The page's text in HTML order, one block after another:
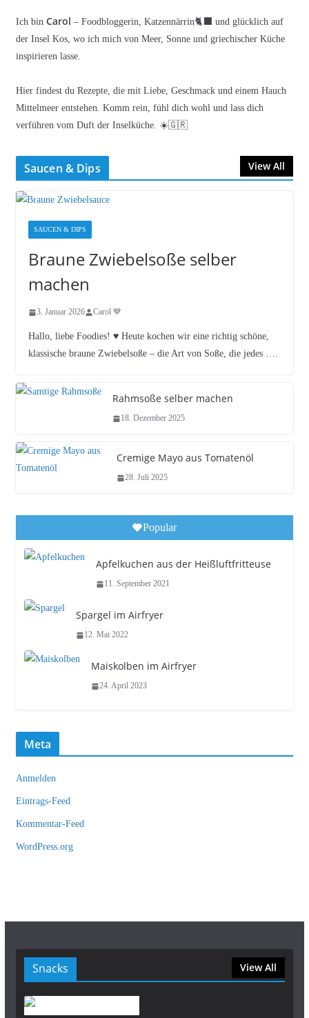
Ich bin Carol – Foodbloggerin, Katzennärrin🐈‍⬛ und glücklich auf
der Insel Kos, wo ich mich von Meer, Sonne und griechischer Küche
inspirieren lasse.
Hier findest du Rezepte, die mit Liebe, Geschmack und einem Hauch
Mittelmeer entstehen. Komm rein, fühl dich wohl und lass dich
verführen vom Duft der Inselküche. ☀️🇬🇷
Saucen & Dips View All
SAUCEN & DIPS
Braune Zwiebelsoße selber
machen
3. Januar 2026 Carol 💙
Hallo, liebe Foodies! ♥︎ Heute kochen wir eine richtig schöne,
klassische braune Zwiebelsoße – die Art von Soße, die jedes ….
Rahmsoße selber machen
18. Dezember 2025
Cremige Mayo aus Tomatenöl
28. Juli 2025
Popular
Apfelkuchen aus der Heißluftfritteuse
11. September 2021
Spargel im Airfryer
12. Mai 2022
Maiskolben im Airfryer
24. April 2023
Meta
Anmelden
Eintrags-Feed
Kommentar-Feed
WordPress.org
Snacks View All